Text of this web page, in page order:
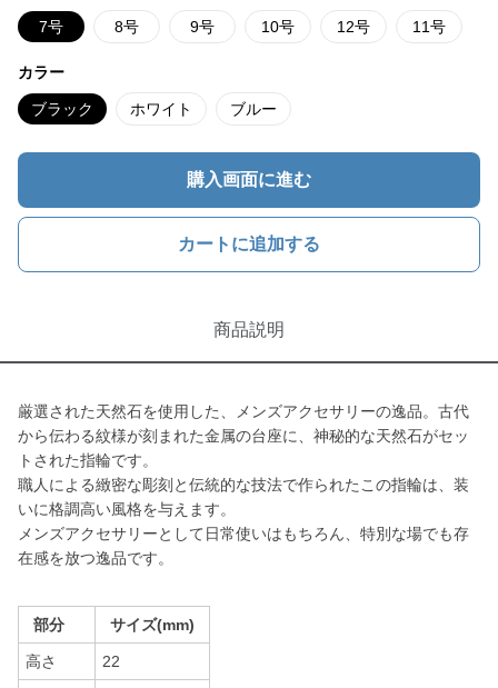
7号 8号 9号 10号 12号 11号
カラー
ブラック ホワイト ブルー
購入画面に進む
カートに追加する
商品説明
厳選された天然石を使用した、メンズアクセサリーの逸品。古代
から伝わる紋様が刻まれた金属の台座に、神秘的な天然石がセッ
トされた指輪です。
職人による緻密な彫刻と伝統的な技法で作られたこの指輪は、装
いに格調高い風格を与えます。
メンズアクセサリーとして日常使いはもちろん、特別な場でも存
在感を放つ逸品です。
部分 サイズ(mm)
高さ 22